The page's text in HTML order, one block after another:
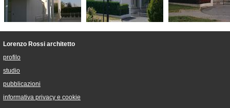
Lorenzo Rossi architetto
profilo
studio
pubblicazioni
informativa privacy e cookie